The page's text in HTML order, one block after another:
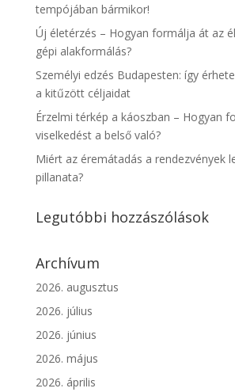
tempójában bármikor!
Új életérzés – Hogyan formálja át az
gépi alakformálás?
Személyi edzés Budapesten: így
a kitűzött céljaidat
Érzelmi térkép a káoszban – Hogyan
viselkedést a belső való?
Miért az éremátadás a rendezvények
pillanata?
Legutóbbi hozzászólások
Archívum
2026. augusztus
2026. július
2026. június
2026. május
2026. április